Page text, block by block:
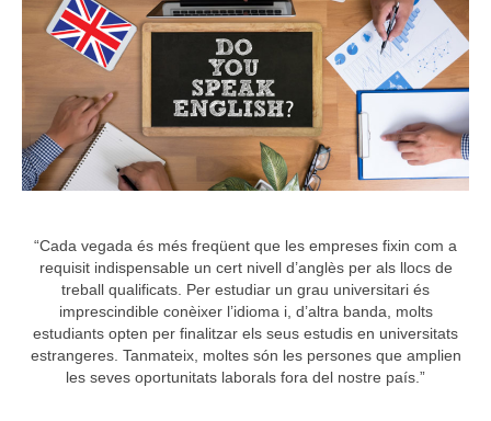
“Cada vegada és més freqüent que les empreses fixin com a
requisit indispensable un cert nivell d’anglès per als llocs de
treball qualificats. Per estudiar un grau universitari és
imprescindible conèixer l’idioma i, d’altra banda, molts
estudiants opten per finalitzar els seus estudis en universitats
estrangeres. Tanmateix, moltes són les persones que amplien
les seves oportunitats laborals fora del nostre país.”